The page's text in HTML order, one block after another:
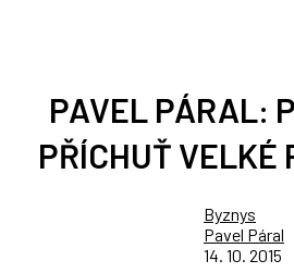
PAVEL PÁRAL:
PŘÍCHUŤ VELKÉ
Byznys
Pavel Páral
14. 10. 2015